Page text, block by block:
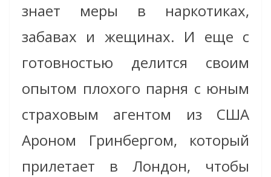
знает меры в наркотиках,
забавах и жещинах. И еще с
готовностью делится своим
опытом плохого парня с юным
страховым агентом из США
Ароном Гринбергом, который
прилетает в Лондон, чтобы